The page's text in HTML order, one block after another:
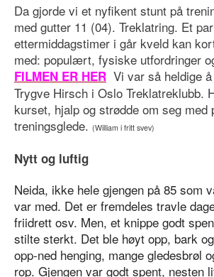
Da gjorde vi et nyfikent stunt på
med gutter 11 (04). Treklatring. Et par
ettermiddagstimer i går kveld kan
med: populært, fysiske utfordringer
FILMEN ER HER Vi var så heldige
Trygve Hirsch i Oslo Treklatreklubb.
kurset, hjalp og strødde om seg med
treningsglede. (William i fritt svev)
Nytt og luftig
Neida, ikke hele gjengen på 85 som
var med. Det er fremdeles travle
friidrett osv. Men, et knippe godt
stilte sterkt. Det ble høyt opp, bark
opp-ned henging, mange gledesbrøl
rop. Gjengen var godt spent,